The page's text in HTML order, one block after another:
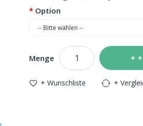
Option
Menge
+ Wunschliste +